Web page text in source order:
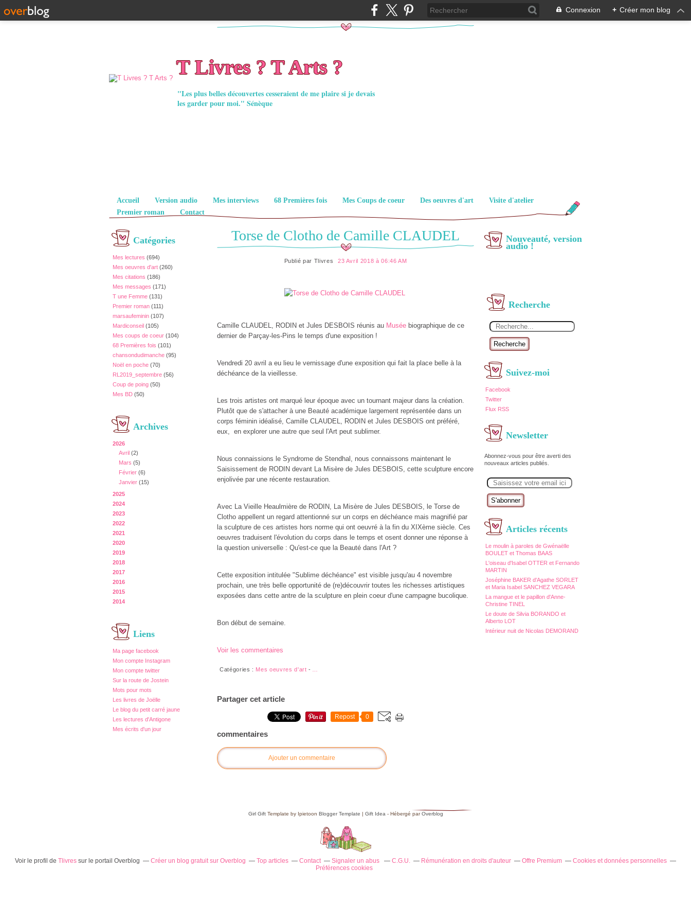
Connexion + Créer mon blog
T Livres ? T Arts ?
"Les plus belles découvertes cesseraient de me plaire si je devais
les garder pour moi." Sénèque
Pages
Accueil Version audio Mes interviews 68 Premières fois Mes Coups de coeur Des oeuvres d'art
Visite d'atelier
Premier roman
Contact
Catégories
Mes lectures (694)
Mes oeuvres d'art (260)
Mes citations (186)
Mes messages (171)
T une Femme (131)
Premier roman (111)
marsaufeminin (107)
Mardiconseil (105)
Mes coups de coeur (104)
68 Premières fois (101)
chansondudimanche (95)
Noël en poche (70)
RL2019_septembre (56)
Coup de poing (50)
Mes BD (50)
Archives
2026
Avril (2)
Mars (5)
Février (6)
Janvier (15)
2025
2024
2023
2022
2021
2020
2019
2018
2017
2016
2015
2014
Liens
Ma page facebook
Mon compte Instagram
Mon compte twitter
Sur la route de Jostein
Mots pour mots
Les livres de Joëlle
Le blog du petit carré jaune
Les lectures d'Antigone
Mes écrits d'un jour
Nouveauté, version
audio !
Recherche
Recherche
Suivez-moi
Facebook
Twitter
Flux RSS
Newsletter
Abonnez-vous pour être averti des
nouveaux articles publiés.
m
Articles récents
Le moulin à paroles de Gwénaëlle
BOULET et Thomas BAAS
L'oiseau d'Isabel OTTER et Fernando
MARTIN
Joséphine BAKER d'Agathe SORLET
et Maria Isabel SANCHEZ VEGARA
La mangue et le papillon d'Anne-
Christine TINEL
Le doute de Silvia BORANDO et
Alberto LOT
Intérieur nuit de Nicolas DEMORAND
Torse de Clotho de Camille CLAUDEL
Publié par Tlivres 23 Avril 2018 à 06:46 AM
Camille CLAUDEL, RODIN et Jules DESBOIS réunis au Musée biographique de ce
dernier de Parçay-les-Pins le temps d'une exposition !
Vendredi 20 avril a eu lieu le vernissage d'une exposition qui fait la place belle à la
déchéance de la vieillesse.
Les trois artistes ont marqué leur époque avec un tournant majeur dans la création.
Plutôt que de s'attacher à une Beauté académique largement représentée dans un
corps féminin idéalisé, Camille CLAUDEL, RODIN et Jules DESBOIS ont préféré,
eux, en explorer une autre que seul l'Art peut sublimer.
Nous connaissions le Syndrome de Stendhal, nous connaissons maintenant le
Saisissement de RODIN devant La Misère de Jules DESBOIS, cette sculpture encore
enjolivée par une récente restauration.
Avec La Vieille Heaulmière de RODIN, La Misère de Jules DESBOIS, le Torse de
Clotho appellent un regard attentionné sur un corps en déchéance mais magnifié par
la sculpture de ces artistes hors norme qui ont oeuvré à la fin du XIXème siècle. Ces
oeuvres traduisent l'évolution du corps dans le temps et osent donner une réponse à
la question universelle : Qu'est-ce que la Beauté dans l'Art ?
Cette exposition intitulée "Sublime déchéance" est visible jusqu'au 4 novembre
prochain, une très belle opportunité de (re)découvrir toutes les richesses artistiques
exposées dans cette antre de la sculpture en plein coeur d'une campagne bucolique.
Bon début de semaine.
Voir les commentaires
Catégories : Mes oeuvres d'art -
Partager cet article
Repost 0
commentaires
Ajouter un commentaire
Girl GiftTemplate by Ipietoon Blogger Template | Gift Idea - Hébergé parOverblog
Voir le profil de Tlivres sur le portail Overblog Créer un blog gratuit sur Overblog Top articles Contact Signaler un abus C.G.U. Rémunération en droits d'auteur Offre Premium
Cookies et données personnelles
Préférences cookies